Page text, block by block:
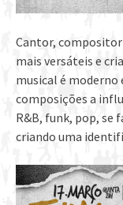
Cantor,
mais versáteis e
musical é
composições a
R&B, funk, pop, se
criando uma